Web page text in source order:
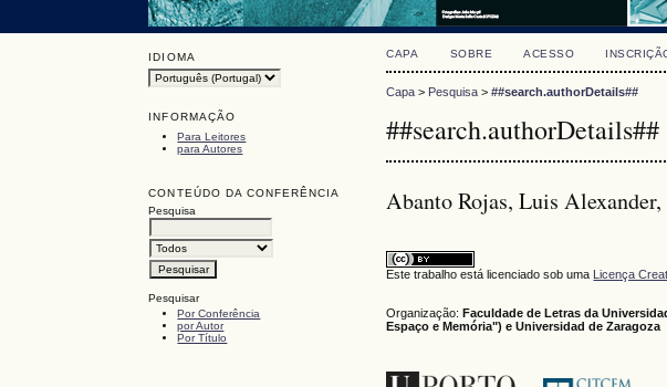
IDIOMA
INFORMAÇÃO
Para Leitores
para Autores
CONTEÚDO DA CONFERÊNCIA
Pesquisa
Pesquisar
Por Conferência
por Autor
Por Título
CAPA SOBRE ACESSO
Capa > Pesquisa >##search.authorDetails##
##search.authorDetails##
Abanto Rojas, Luis
Este trabalho está licenciado sob uma Licença
Organização: Faculdade de Letras da
Espaço e Memória") e Universidad de Zaragoza